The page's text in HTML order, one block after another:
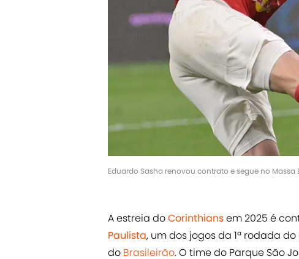
Eduardo Sasha renovou contrato e segue no Massa
A estreia doCorinthiansem 2025 é
Paulista, um dos jogos da 1ª rodada
do Brasileirão. O time do Parque São